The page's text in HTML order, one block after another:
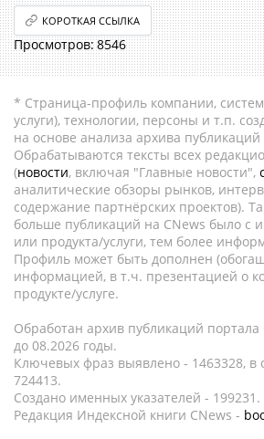
КОРОТКАЯ ССЫЛКА
8546
* Страница-профиль компании,
услуги), технологии, персоны и т.п.
на основе анализа архива публикаций
Обрабатываются тексты всех
(новости, включая "Главные новости",
аналитические обзоры рынков,
содержание партнёрских проектов).
больше публикаций на CNews было с
или продукта/услуги, тем более
Профиль может быть дополнен
информацией, в т.ч. презентацией о
продукте/услуге.
Обработан архив публикаций портала
до 08.2026 годы.
Ключевых фраз выявлено - 1463328, в
724413.
Создано именных указателей - 199231.
Редакция Индексной книги CNews -